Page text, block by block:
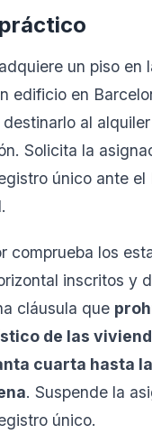
un piso en
edificio en
al
Solicita la
único ante el
comprueba los
inscritos y
cláusula que
de las
cuarta hasta
. Suspende la
único.